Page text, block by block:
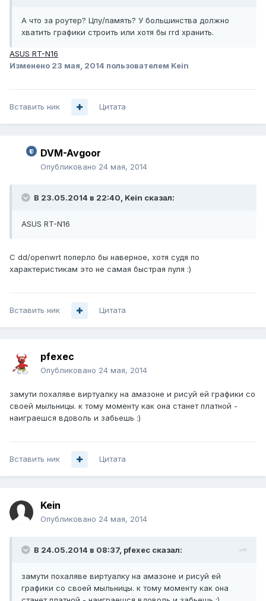
А что за роутер? Цпу/память? У большинства должно
хватить графики строить или хотя бы rrd хранить.
ASUS RT-N16
Изменено 23 мая, 2014 пользователем Kein
Вставить ник Цитата
DVM-Avgoor
Опубликовано 24 мая, 2014
В 23.05.2014 в 22:40, Kein сказал:
ASUS RT-N16
C dd/openwrt поперло бы наверное, хотя судя по
характеристикам это не самая быстрая пуля :)
Вставить ник Цитата
pfexec
Опубликовано 24 мая, 2014
замути похаляве виртуалку на амазоне и рисуй ей графики со
своей мыльницы. к тому моменту как она станет платной -
наиграешся вдоволь и забьешь :)
Вставить ник Цитата
Kein
Опубликовано 24 мая, 2014
В 24.05.2014 в 08:37, pfexec сказал:
замути похаляве виртуалку на амазоне и рисуй ей
графики со своей мыльницы. к тому моменту как она